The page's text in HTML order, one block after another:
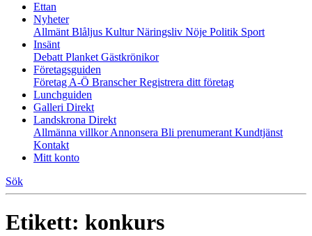
Ettan
Nyheter
Allmänt Blåljus KulturNäringsliv Nöje Politik Sport
Insänt
Debatt Planket Gästkrönikor
Företagsguiden
Företag A-Ö BranscherRegistrera ditt företag
Lunchguiden
Galleri Direkt
Landskrona Direkt
Allmänna villkorAnnonsera Bli prenumerant Kundtjänst
Kontakt
Mitt konto
Sök
Etikett: konkurs